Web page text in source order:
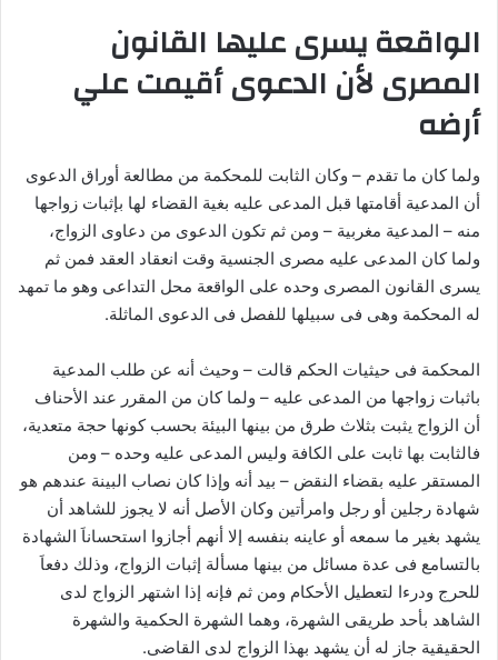
الواقعة يسرى عليها القانون
المصرى لأن الدعوى أقيمت علي
أرضه
ولما كان ما تقدم – وكان الثابت للمحكمة من مطالعة أوراق الدعوى
أن المدعية أقامتها قبل المدعى عليه بغية القضاء لها بإثبات زواجها
منه – المدعية مغربية – ومن ثم تكون الدعوى من دعاوى الزواج،
ولما كان المدعى عليه مصرى الجنسية وقت انعقاد العقد فمن ثم
يسرى القانون المصرى وحده على الواقعة محل التداعى وهو ما تمهد
له المحكمة وهى فى سبيلها للفصل فى الدعوى الماثلة.
المحكمة فى حيثيات الحكم قالت – وحيث أنه عن طلب المدعية
باثبات زواجها من المدعى عليه – ولما كان من المقرر عند الأحناف
أن الزواج يثبت بثلاث طرق من بينها البيئة بحسب كونها حجة متعدية،
فالثابت بها ثابت على الكافة وليس المدعى عليه وحده – ومن
المستقر عليه بقضاء النقض – بيد أنه وإذا كان نصاب البينة عندهم هو
شهادة رجلين أو رجل وامرأتين وكان الأصل أنه لا يجوز للشاهد أن
يشهد بغير ما سمعه أو عاينه بنفسه إلا أنهم أجازوا استحساناَ الشهادة
بالتسامع فى عدة مسائل من بينها مسألة إثبات الزواج، وذلك دفعاَ
للحرج ودرءا لتعطيل الأحكام ومن ثم فإنه إذا اشتهر الزواج لدى
الشاهد بأحد طريقى الشهرة، وهما الشهرة الحكمية والشهرة
الحقيقية جاز له أن يشهد بهذا الزواج لدى القاضى.